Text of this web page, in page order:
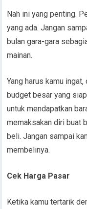
Nah ini yang penting.
yang ada. Jangan
bulan gara-gara
mainan.
Yang harus kamu
budget besar yang
untuk mendapatkan
memaksakan diri buat
beli. Jangan sampai
membelinya.
Cek Harga Pasar
Ketika kamu tertarik